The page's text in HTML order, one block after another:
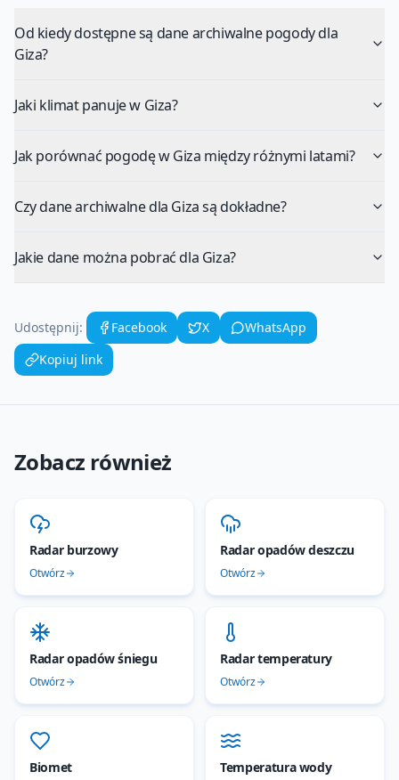
Od kiedy dostępne są dane archiwalne pogody dla
Giza?
Jaki klimat panuje w Giza?
Jak porównać pogodę w Giza między różnymi latami?
Czy dane archiwalne dla Giza są dokładne?
Jakie dane można pobrać dla Giza?
Udostępnij: Facebook X
WhatsApp
Kopiuj link
Zobacz również
Radar burzowy
Otwórz
Radar opadów deszczu
Otwórz
Radar opadów śniegu
Otwórz
Radar temperatury
Otwórz
Biomet Temperatura wody